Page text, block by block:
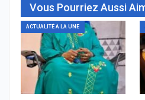
Vous Pourriez Aussi
ACTUALITÉ À LA UNE